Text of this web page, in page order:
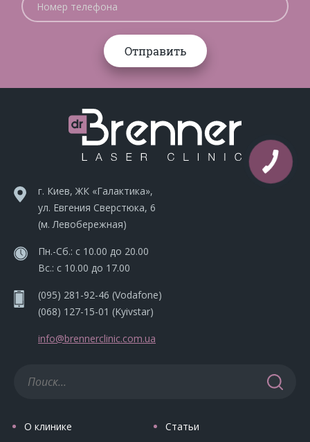
г. Киев, ЖК «Галактика»,
ул. Евгения Сверстюка, 6
(м. Левобережная)
Пн.-Сб.: с 10.00 до 20.00
Вс.: с 10.00 до 17.00
(095) 281-92-46 (Vodafone)
(068) 127-15-01 (Kyivstar)
info@brennerclinic.com.ua
О клинике
Статьи